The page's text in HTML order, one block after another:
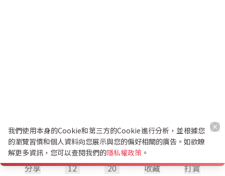
分享 12 20 收藏 打賞
我們使用本身的Cookie和第三方的Cookie進行分析，並根據您
的瀏覽習慣和個人資料向您展示與您的偏好相關的廣告。如欲瞭
解更多資訊，您可以查閱我們的隱私權政策 。